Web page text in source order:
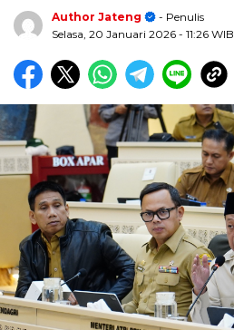
Author Jateng
- Penulis
Selasa, 20 Januari 2026 - 11:26 WIB